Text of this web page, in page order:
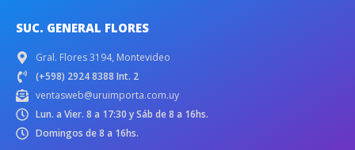
SUC. GENERAL FLORES
Gral. Flores 3194, Montevideo
(+598) 2924 8388 Int. 2
ventasweb@uruimporta.com.uy
Lun. a Vier. 8 a 17:30 y Sáb de 8 a 16hs.
Domingos de 8 a 16hs.